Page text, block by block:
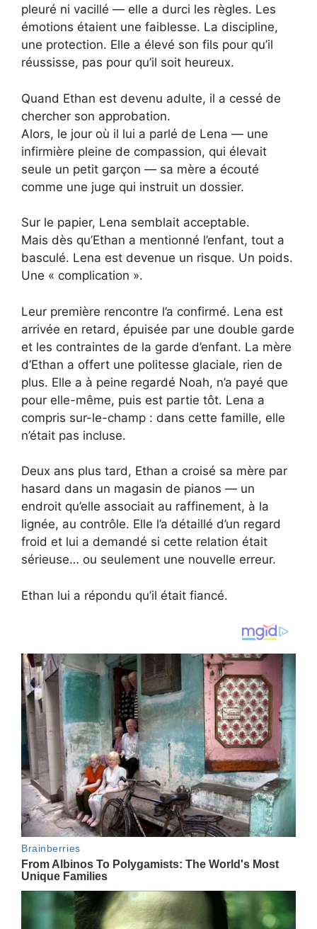
pleuré ni vacillé — elle a durci les règles. Les
émotions étaient une faiblesse. La discipline,
une protection. Elle a élevé son fils pour qu’il
réussisse, pas pour qu’il soit heureux.
Quand Ethan est devenu adulte, il a cessé de
chercher son approbation.
Alors, le jour où il lui a parlé de Lena — une
infirmière pleine de compassion, qui élevait
seule un petit garçon — sa mère a écouté
comme une juge qui instruit un dossier.
Sur le papier, Lena semblait acceptable.
Mais dès qu’Ethan a mentionné l’enfant, tout a
basculé. Lena est devenue un risque. Un poids.
Une « complication ».
Leur première rencontre l’a confirmé. Lena est
arrivée en retard, épuisée par une double garde
et les contraintes de la garde d’enfant. La mère
d’Ethan a offert une politesse glaciale, rien de
plus. Elle a à peine regardé Noah, n’a payé que
pour elle-même, puis est partie tôt. Lena a
compris sur-le-champ : dans cette famille, elle
n’était pas incluse.
Deux ans plus tard, Ethan a croisé sa mère par
hasard dans un magasin de pianos — un
endroit qu’elle associait au raffinement, à la
lignée, au contrôle. Elle l’a détaillé d’un regard
froid et lui a demandé si cette relation était
sérieuse… ou seulement une nouvelle erreur.
Ethan lui a répondu qu’il était fiancé.